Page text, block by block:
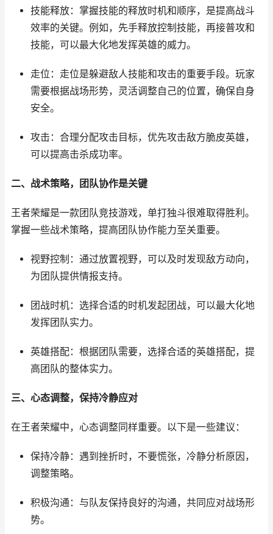
技能释放：掌握技能的释放时机和顺序，是提高战斗
效率的关键。例如，先手释放控制技能，再接普攻和
技能，可以最大化地发挥英雄的威力。
走位：走位是躲避敌人技能和攻击的重要手段。玩家
需要根据战场形势，灵活调整自己的位置，确保自身
安全。
攻击：合理分配攻击目标，优先攻击敌方脆皮英雄，
可以提高击杀成功率。
二、战术策略，团队协作是关键
王者荣耀是一款团队竞技游戏，单打独斗很难取得胜利。
掌握一些战术策略，提高团队协作能力至关重要。
视野控制：通过放置视野，可以及时发现敌方动向，
为团队提供情报支持。
团战时机：选择合适的时机发起团战，可以最大化地
发挥团队实力。
英雄搭配：根据团队需要，选择合适的英雄搭配，提
高团队的整体实力。
三、心态调整，保持冷静应对
在王者荣耀中，心态调整同样重要。以下是一些建议：
保持冷静：遇到挫折时，不要慌张，冷静分析原因，
调整策略。
积极沟通：与队友保持良好的沟通，共同应对战场形
势。